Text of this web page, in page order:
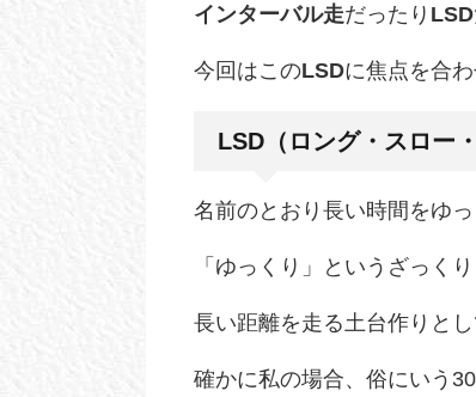
インターバル走だったり
今回はこのLSDに焦点を合
LSD（ロング・スロー
名前のとおり長い時間をゆ
「ゆっくり」というざっく
長い距離を走る土台作りと
確かに私の場合、俗にいう